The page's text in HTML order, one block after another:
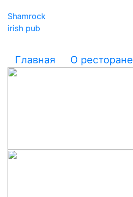
Shamrock
irish pub
Главная О ресторане